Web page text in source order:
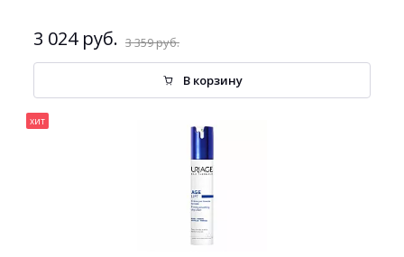
3 024 руб. 3 359 руб.
В корзину
хит